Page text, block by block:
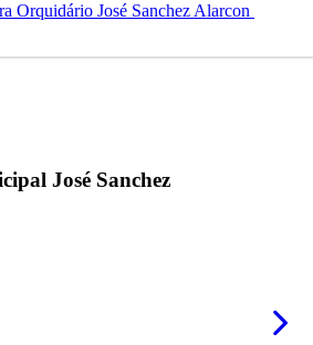
Orquidário José Sanchez Alarcon
José Sanchez